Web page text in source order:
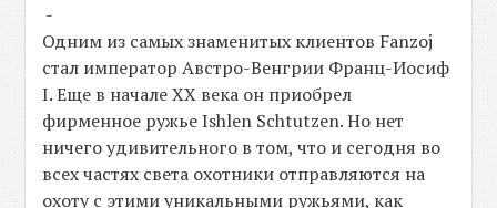
-
Одним из самых знаменитых клиентов Fanzoj
стал император Австро-Венгрии Франц-Иосиф
I. Еще в начале XX века он приобрел
фирменное ружье Ishlen Schtutzen. Но нет
ничего удивительного в том, что и сегодня во
всех частях света охотники отправляются на
охоту с этими уникальными ружьями, как